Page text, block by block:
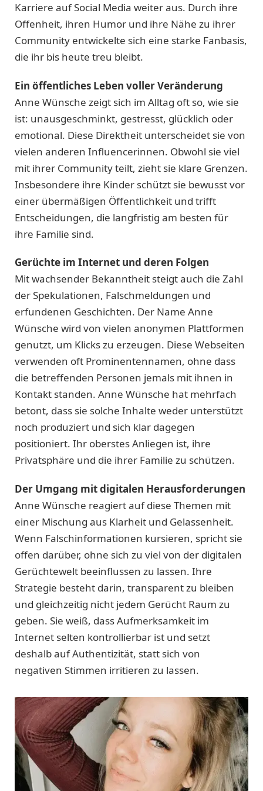
Karriere auf Social Media weiter aus. Durch ihre
Offenheit, ihren Humor und ihre Nähe zu ihrer
Community entwickelte sich eine starke Fanbasis,
die ihr bis heute treu bleibt.
Ein öffentliches Leben voller Veränderung
Anne Wünsche zeigt sich im Alltag oft so, wie sie
ist: unausgeschminkt, gestresst, glücklich oder
emotional. Diese Direktheit unterscheidet sie von
vielen anderen Influencerinnen. Obwohl sie viel
mit ihrer Community teilt, zieht sie klare Grenzen.
Insbesondere ihre Kinder schützt sie bewusst vor
einer übermäßigen Öffentlichkeit und trifft
Entscheidungen, die langfristig am besten für
ihre Familie sind.
Gerüchte im Internet und deren Folgen
Mit wachsender Bekanntheit steigt auch die Zahl
der Spekulationen, Falschmeldungen und
erfundenen Geschichten. Der Name Anne
Wünsche wird von vielen anonymen Plattformen
genutzt, um Klicks zu erzeugen. Diese Webseiten
verwenden oft Prominentennamen, ohne dass
die betreffenden Personen jemals mit ihnen in
Kontakt standen. Anne Wünsche hat mehrfach
betont, dass sie solche Inhalte weder unterstützt
noch produziert und sich klar dagegen
positioniert. Ihr oberstes Anliegen ist, ihre
Privatsphäre und die ihrer Familie zu schützen.
Der Umgang mit digitalen Herausforderungen
Anne Wünsche reagiert auf diese Themen mit
einer Mischung aus Klarheit und Gelassenheit.
Wenn Falschinformationen kursieren, spricht sie
offen darüber, ohne sich zu viel von der digitalen
Gerüchtewelt beeinflussen zu lassen. Ihre
Strategie besteht darin, transparent zu bleiben
und gleichzeitig nicht jedem Gerücht Raum zu
geben. Sie weiß, dass Aufmerksamkeit im
Internet selten kontrollierbar ist und setzt
deshalb auf Authentizität, statt sich von
negativen Stimmen irritieren zu lassen.